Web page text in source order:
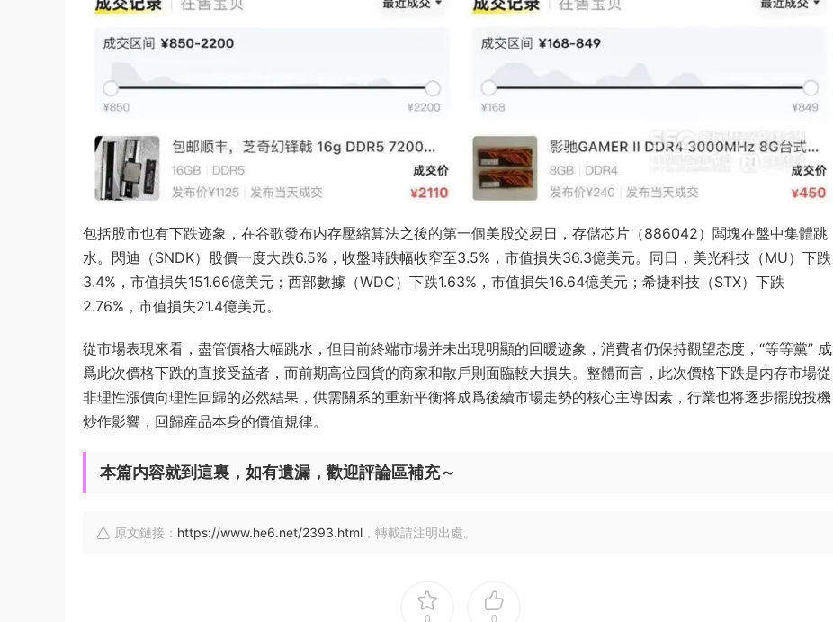
包括股市也有下跌迹象，在谷歌發布内存壓縮算法之後的第一個美股交易日，存儲芯片（886042）闆塊在盤中集體跳
水。閃迪（SNDK）股價一度大跌6.5%，收盤時跌幅收窄至3.5%，市值損失36.3億美元。同日，美光科技（MU）下跌
3.4%，市值損失151.66億美元；西部數據（WDC）下跌1.63%，市值損失16.64億美元；希捷科技（STX）下跌
2.76%，市值損失21.4億美元。
從市場表現來看，盡管價格大幅跳水，但目前終端市場并未出現明顯的回暖迹象，消費者仍保持觀望态度，“等等黨” 成
爲此次價格下跌的直接受益者，而前期高位囤貨的商家和散戶則面臨較大損失。整體而言，此次價格下跌是内存市場從
非理性漲價向理性回歸的必然結果，供需關系的重新平衡将成爲後續市場走勢的核心主導因素，行業也将逐步擺脫投機
炒作影響，回歸産品本身的價值規律。
本篇内容就到這裏，如有遺漏，歡迎評論區補充～
原文鏈接： https://www.he6.net/2393.html ，轉載請注明出處。
0 0